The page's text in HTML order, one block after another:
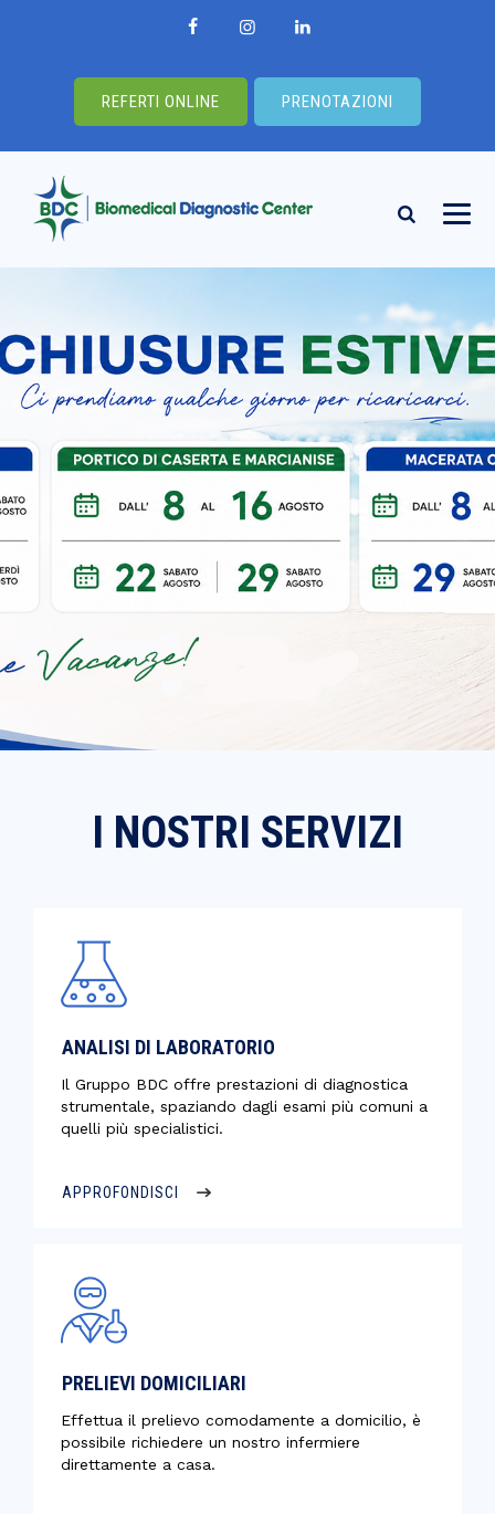
REFERTI ONLINE PRENOTAZIONI
I NOSTRI SERVIZI
ANALISI DI LABORATORIO
Il Gruppo BDC offre prestazioni di diagnostica
strumentale, spaziando dagli esami più comuni a
quelli più specialistici.
APPROFONDISCI
PRELIEVI DOMICILIARI
Effettua il prelievo comodamente a domicilio, è
possibile richiedere un nostro infermiere
direttamente a casa.